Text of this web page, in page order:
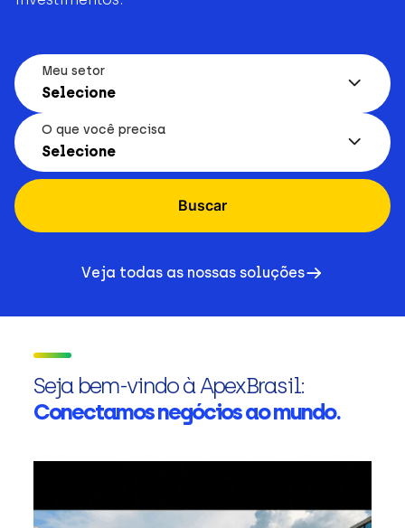
Meu setor
Selecione
O que você precisa
Selecione
Buscar
Veja todas as nossas soluções
Seja bem-vindo à ApexBrasil:
Conectamos negócios ao mundo.